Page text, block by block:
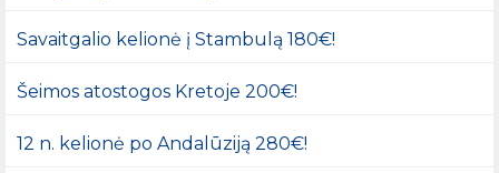
Savaitgalio kelionė į Stambulą 180€!
Šeimos atostogos Kretoje 200€!
12 n. kelionė po Andalūziją 280€!